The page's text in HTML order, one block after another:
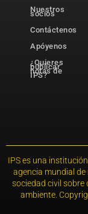
Nuestros
socios
Contáctenos
Apóyenos
¿Quieres
publicar
notas de
IPS?
IPS es una
agencia mundial de
sociedad civil sobre
ambiente.